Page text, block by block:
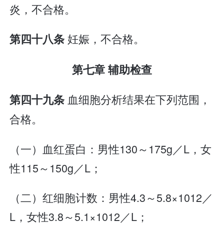
炎，不合格。
第四十八条妊娠，不合格。
第七章 辅助检查
第四十九条血细胞分析结果在下列范围，
合格。
（一）血红蛋白：男性130～175g／L，女
性115～150g／L；
（二）红细胞计数：男性4.3～5.8×1012／
L，女性3.8～5.1×1012／L；